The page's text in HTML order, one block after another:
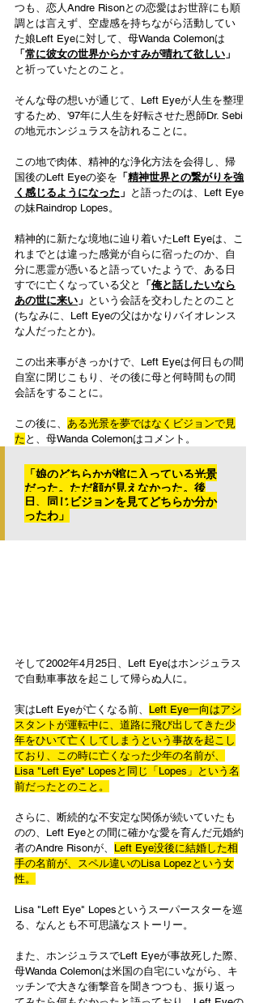
つも、恋人Andre Risonとの恋愛はお世辞にも順
調とは言えず、空虚感を持ちながら活動してい
た娘Left Eyeに対して、母Wanda Colemonは
「常に彼女の世界からかすみが晴れて欲しい 」
と祈っていたとのこと。
そんな母の想いが通じて、Left Eyeが人生を整理
するため、'97年に人生を好転させた恩師Dr. Sebi
の地元ホンジュラスを訪れることに。
この地で肉体、精神的な浄化方法を会得し、帰
国後のLeft Eyeの姿を 「精神世界との繋がりを強
く感じるようになった 」 と語ったのは、Left Eye
の妹Raindrop Lopes。
精神的に新たな境地に辿り着いたLeft Eyeは、こ
れまでとは違った感覚が自らに宿ったのか、自
分に悪霊が憑いると語っていたようで、ある日
すでに亡くなっている父と
「俺と話したいなら
あの世に来い 」 という会話を交わしたとのこと
(ちなみに、Left Eyeの父はかなりバイオレンス
な人だったとか)。
この出来事がきっかけで、Left Eyeは何日もの間
自室に閉じこもり、その後に母と何時間もの間
会話をすることに。
この後に、 ある光景を夢ではなくビジョンで見
た と、母Wanda Colemonはコメント。
「娘のどちらかが棺に入っている光景
だった。ただ顔が見えなかった。後
日、同じビジョンを見てどちらか分か
ったわ」
そして2002年4月25日、Left Eyeはホンジュラス
で自動車事故を起こして帰らぬ人に。
実はLeft Eyeが亡くなる前、 Left Eye一向はアシ
スタントが運転中に、道路に飛び出してきた少
年をひいて亡くしてしまうという事故を起こし
ており、この時に亡くなった少年の名前が、
Lisa "Left Eye" Lopesと同じ「Lopes」という名
前だったとのこと。
さらに、断続的な不安定な関係が続いていたも
のの、Left Eyeとの間に確かな愛を育んだ元婚約
者のAndre Risonが、 Left Eye没後に結婚した相
手の名前が、スペル違いのLisa Lopezという女
性。
Lisa "Left Eye" Lopesというスーパースターを巡
る、なんとも不可思議なストーリー。
また、ホンジュラスでLeft Eyeが事故死した際、
母Wanda Colemonは米国の自宅にいながら、キ
ッチンで大きな衝撃音を聞きつつも、振り返っ